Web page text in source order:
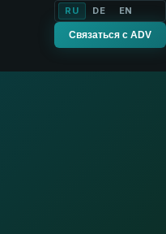
RU DE EN
Связаться с ADV